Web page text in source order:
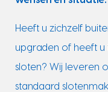
Heeft u zichzelf
upgraden of heeft
sloten? Wij leveren
standaard